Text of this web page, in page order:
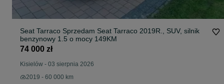
Seat Tarraco Sprzedam Seat Tarraco 2019R., SUV, silnik
benzynowy 1.5 o mocy 149KM
74 000 zł
Kisielów - 03 sierpnia 2026
2019 - 60 000 km